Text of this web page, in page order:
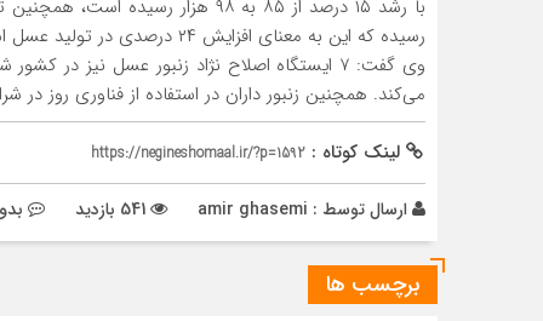
رسیده که این به معنای افزایش ۲۴ درصدی در تولید عسل است.
وی گفت: ۷ ایستگاه اصلاح نژاد زنبور عسل نیز
می‌کند. همچنین زنبور داران در استفاده از فناوری روز در
لینک کوتاه : https://negineshomaal.ir/?p=1592
ارسال توسط : amir ghasemi
برچسب ها